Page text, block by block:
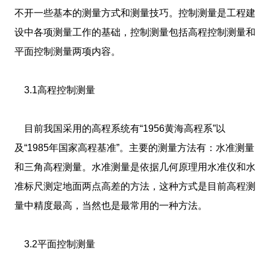
不开一些基本的测量方式和测量技巧。控制测量是工程建
设中各项测量工作的基础，控制测量包括高程控制测量和
平面控制测量两项内容。
3.1高程控制测量
目前我国采用的高程系统有“1956黄海高程系”以
及“1985年国家高程基准”。主要的测量方法有：水准测量
和三角高程测量。水准测量是依据几何原理用水准仪和水
准标尺测定地面两点高差的方法，这种方式是目前高程测
量中精度最高，当然也是最常用的一种方法。
3.2平面控制测量